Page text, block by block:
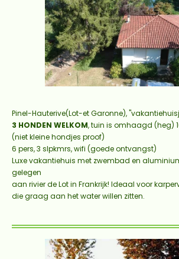
Pinel-Hauterive(Lot-et Garonne),
3 HONDEN WELKOM, tuin is omhaagd (heg)
(niet kleine hondjes proof)
6 pers, 3 slpkmrs, wifi (goede ontvangst)
Luxe vakantiehuis met zwembad en
gelegen
aan rivier de Lot in Frankrijk! Ideaal voor
die graag aan het water willen zitten.